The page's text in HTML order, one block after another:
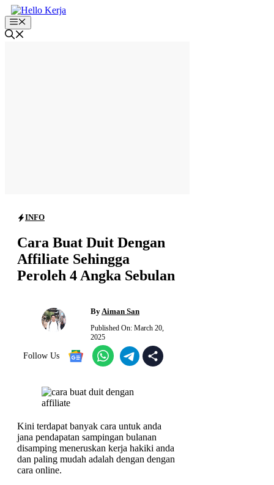
Skip
to
content
Menu
INFO
Cara Buat Duit Dengan
Affiliate Sehingga
Peroleh 4 Angka Sebulan
By Aiman San
Published On: March 20,
2025
Follow Us
Kini terdapat banyak cara untuk anda
jana pendapatan sampingan bulanan
disamping meneruskan kerja hakiki anda
dan paling mudah adalah dengan dengan
cara online.